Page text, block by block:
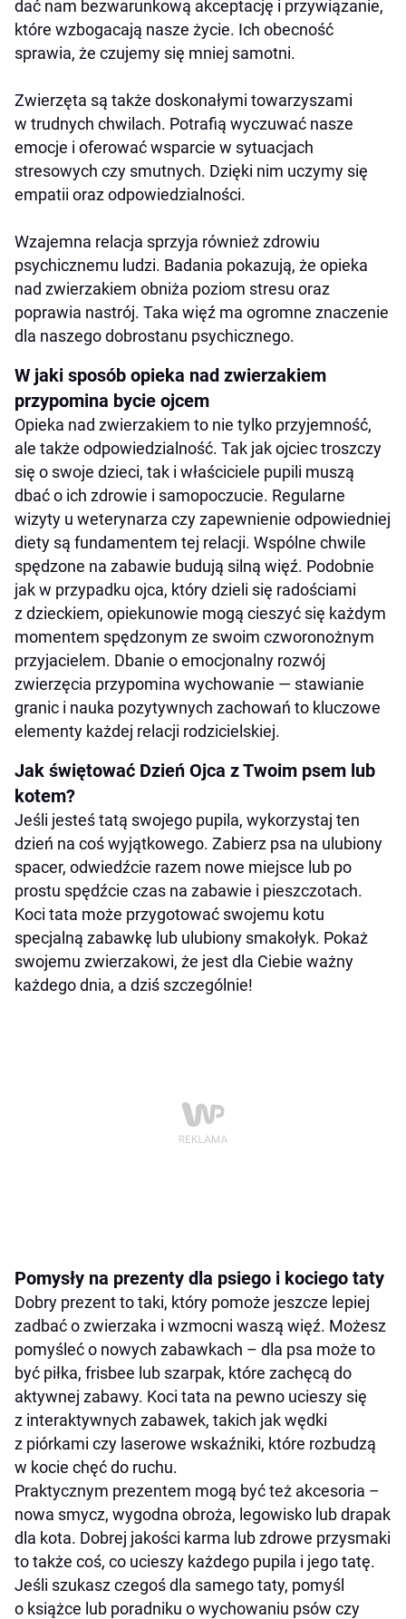
dać nam bezwarunkową akceptację i przywiązanie,
które wzbogacają nasze życie. Ich obecność
sprawia, że czujemy się mniej samotni.
Zwierzęta są także doskonałymi towarzyszami
w trudnych chwilach. Potrafią wyczuwać nasze
emocje i oferować wsparcie w sytuacjach
stresowych czy smutnych. Dzięki nim uczymy się
empatii oraz odpowiedzialności.
Wzajemna relacja sprzyja również zdrowiu
psychicznemu ludzi. Badania pokazują, że opieka
nad zwierzakiem obniża poziom stresu oraz
poprawia nastrój. Taka więź ma ogromne znaczenie
dla naszego dobrostanu psychicznego.
W jaki sposób opieka nad zwierzakiem
przypomina bycie ojcem
Opieka nad zwierzakiem to nie tylko przyjemność,
ale także odpowiedzialność. Tak jak ojciec troszczy
się o swoje dzieci, tak i właściciele pupili muszą
dbać o ich zdrowie i samopoczucie. Regularne
wizyty u weterynarza czy zapewnienie odpowiedniej
diety są fundamentem tej relacji. Wspólne chwile
spędzone na zabawie budują silną więź. Podobnie
jak w przypadku ojca, który dzieli się radościami
z dzieckiem, opiekunowie mogą cieszyć się każdym
momentem spędzonym ze swoim czworonożnym
przyjacielem. Dbanie o emocjonalny rozwój
zwierzęcia przypomina wychowanie — stawianie
granic i nauka pozytywnych zachowań to kluczowe
elementy każdej relacji rodzicielskiej.
Jak świętować Dzień Ojca z Twoim psem lub
kotem?
Jeśli jesteś tatą swojego pupila, wykorzystaj ten
dzień na coś wyjątkowego. Zabierz psa na ulubiony
spacer, odwiedźcie razem nowe miejsce lub po
prostu spędźcie czas na zabawie i pieszczotach.
Koci tata może przygotować swojemu kotu
specjalną zabawkę lub ulubiony smakołyk. Pokaż
swojemu zwierzakowi, że jest dla Ciebie ważny
każdego dnia, a dziś szczególnie!
Pomysły na prezenty dla psiego i kociego taty
Dobry prezent to taki, który pomoże jeszcze lepiej
zadbać o zwierzaka i wzmocni waszą więź. Możesz
pomyśleć o nowych zabawkach – dla psa może to
być piłka, frisbee lub szarpak, które zachęcą do
aktywnej zabawy. Koci tata na pewno ucieszy się
z interaktywnych zabawek, takich jak wędki
z piórkami czy laserowe wskaźniki, które rozbudzą
w kocie chęć do ruchu.
Praktycznym prezentem mogą być też akcesoria –
nowa smycz, wygodna obroża, legowisko lub drapak
dla kota. Dobrej jakości karma lub zdrowe przysmaki
to także coś, co ucieszy każdego pupila i jego tatę.
Jeśli szukasz czegoś dla samego taty, pomyśl
o książce lub poradniku o wychowaniu psów czy